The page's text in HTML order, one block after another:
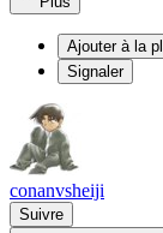
Ajouter à la
Signaler
conanvsheiji
Suivre